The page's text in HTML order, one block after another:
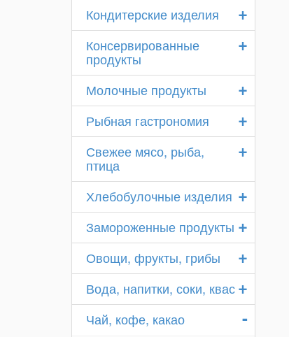
+
Кондитерские изделия
+
Консервированные
продукты
+
Молочные продукты
+
Рыбная гастрономия
+
Свежее мясо, рыба,
птица
+
Хлебобулочные изделия
+
Замороженные продукты
+
Овощи, фрукты, грибы
+
Вода, напитки, соки, квас
-
Чай, кофе, какао